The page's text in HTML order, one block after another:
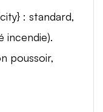
: standard,
incendie).
poussoir,